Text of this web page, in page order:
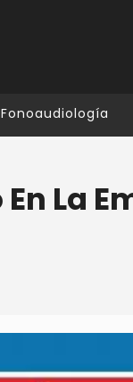
Fonoaudiología
La